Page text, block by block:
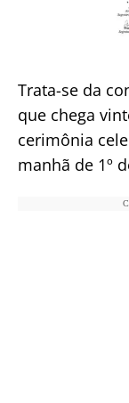
Trata-se da
que chega
cerimônia
manhã de 1º